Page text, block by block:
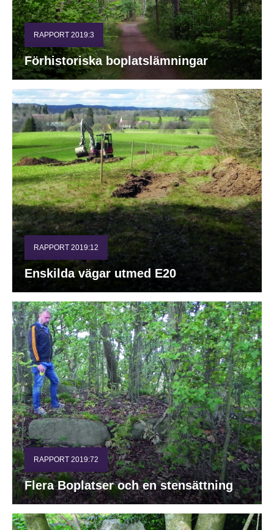
RAPPORT 2019:3
Förhistoriska boplatslämningar
RAPPORT 2019:12
Enskilda vägar utmed E20
RAPPORT 2019:72
Flera Boplatser och en stensättning